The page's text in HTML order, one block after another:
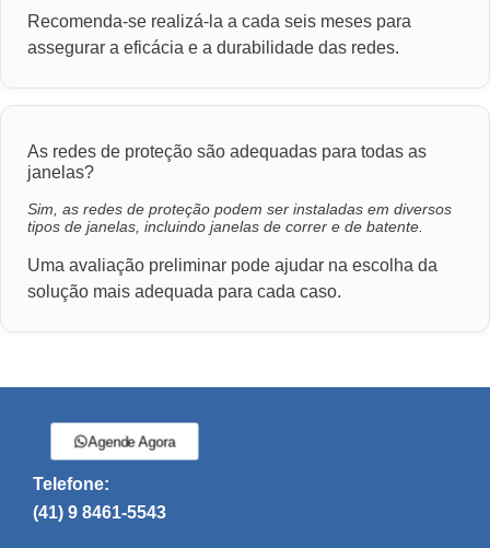
Recomenda-se realizá-la a cada seis meses para
assegurar a eficácia e a durabilidade das redes.
As redes de proteção são adequadas para todas as
janelas?
Sim, as redes de proteção podem ser instaladas em diversos
tipos de janelas, incluindo janelas de correr e de batente.
Uma avaliação preliminar pode ajudar na escolha da
solução mais adequada para cada caso.
Agende Agora
Telefone:
(41) 9 8461-5543